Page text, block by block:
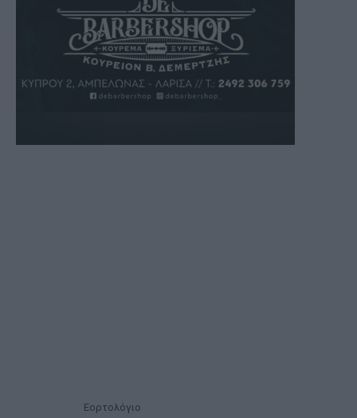
Εορτολόγιο